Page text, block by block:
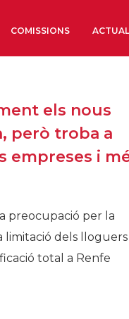
Òrgans de Govern
Òrgans Consultius
Estructura Executiva
Econòmics i Socials
Organitzacions
Organitzacions
COMISSIONS
els nous
però troba a
empreses i
preocupació per la
limitació dels lloguers
total a Renfe